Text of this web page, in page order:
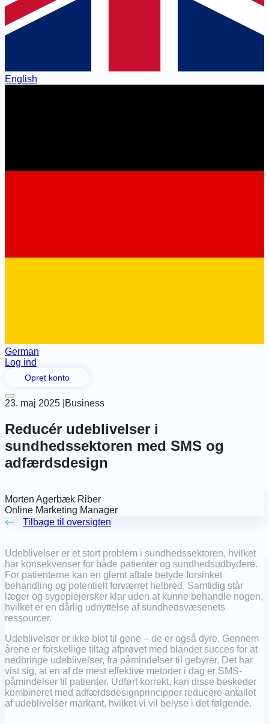
English
German
Log ind
Opret konto
23. maj 2025 Business
Reducér udeblivelser i
sundhedssektoren med SMS og
adfærdsdesign
Morten Agerbæk Riber
Online Marketing Manager
Tilbage til oversigten
Udeblivelser er et stort problem i sundhedssektoren, hvilket
har konsekvenser for både patienter og sundhedsudbydere.
For patienterne kan en glemt aftale betyde forsinket
behandling og potentielt forværret helbred. Samtidig står
læger og sygeplejersker klar uden at kunne behandle nogen,
hvilket er en dårlig udnyttelse af sundhedsvæsenets
ressourcer.
Udeblivelser er ikke blot til gene – de er også dyre. Gennem
årene er forskellige tiltag afprøvet med blandet succes for at
nedbringe udeblivelser, fra påmindelser til gebyrer. Det har
vist sig, at en af de mest effektive metoder i dag er SMS-
påmindelser til patienter. Udført korrekt, kan disse beskeder
kombineret med adfærdsdesignprincipper reducere antallet
af udeblivelser markant, hvilket vi vil belyse i det følgende.